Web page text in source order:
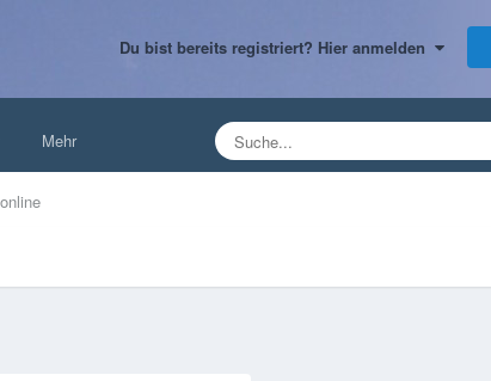
Du bist bereits registriert? Hier anmelden
Mehr